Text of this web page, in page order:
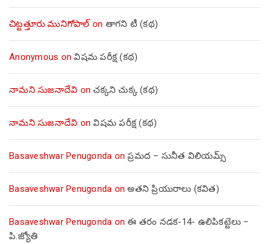
చిట్టత్తూరు మునిగోపాల్on తాగని టీ (కథ)
Anonymous onవిషమ పరీక్ష (క‌థ‌)
నామని సుజనాదేవి onచక్కని చుక్క (కథ)
నామని సుజనాదేవి onవిషమ పరీక్ష (క‌థ‌)
Basaveshwar Penugonda onప్రమద – సునీత విలియమ్స్
Basaveshwar Penugonda onఅతని ప్రియురాలు (కవిత)
Basaveshwar Penugonda onఈ తరం నడక-14- ఉలిపికట్టెలు –
పి.జ్యోతి